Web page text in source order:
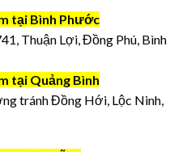
tại Bình Phước
Thuận Lợi, Đồng Phú, Bình
tại Quảng Bình
tránh Đồng Hới, Lộc Ninh,